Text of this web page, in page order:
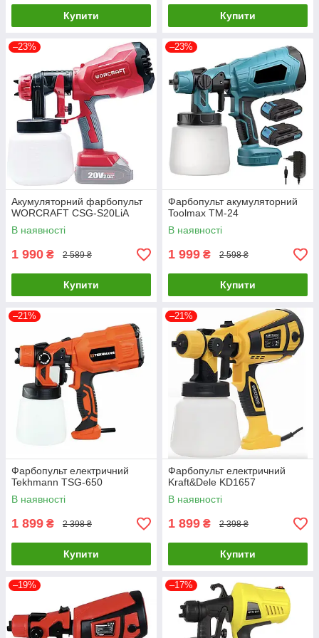
Купити Купити
–23%
Акумуляторний фарбопульт
WORCRAFT CSG-S20LiA
В наявності
1 990 ₴ 2 589 ₴
Купити
–23%
Фарбопульт акумуляторний
Toolmax TM-24
В наявності
1 999 ₴ 2 598 ₴
Купити
–21%
Фарбопульт електричний
Tekhmann TSG-650
В наявності
1 899 ₴ 2 398 ₴
Купити
–21%
Фарбопульт електричний
Kraft&Dele KD1657
В наявності
1 899 ₴ 2 398 ₴
Купити
–19% –17%